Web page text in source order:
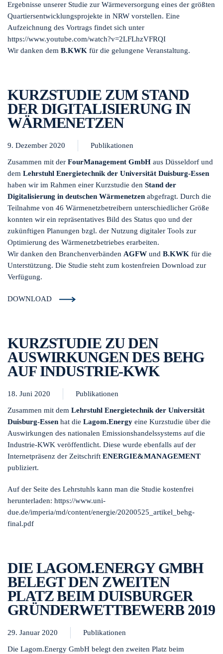
Ergebnisse unserer Studie zur Wärmeversorgung eines der größten
Quartiersentwicklungsprojekte in NRW vorstellen. Eine
Aufzeichnung des Vortrags findet sich unter
https://www.youtube.com/watch?v=2LFLhzVFRQI
Wir danken dem B.KWK für die gelungene Veranstaltung.
KURZSTUDIE ZUM STAND
DER DIGITALISIERUNG IN
WÄRMENETZEN
9. Dezember 2020 Publikationen
Zusammen mit der FourManagement GmbH aus Düsseldorf und
dem Lehrstuhl Energietechnik der Universität Duisburg-Essen
haben wir im Rahmen einer Kurzstudie den Stand der
Digitalisierung in deutschen Wärmenetzen abgefragt. Durch die
Teilnahme von 46 Wärmenetzbetreibern unterschiedlicher Größe
konnten wir ein repräsentatives Bild des Status quo und der
zukünftigen Planungen bzgl. der Nutzung digitaler Tools zur
Optimierung des Wärmenetzbetriebes erarbeiten.
Wir danken den Branchenverbänden AGFW und B.KWK für die
Unterstützung. Die Studie steht zum kostenfreien Download zur
Verfügung.
DOWNLOAD
KURZSTUDIE ZU DEN
AUSWIRKUNGEN DES BEHG
AUF INDUSTRIE-KWK
18. Juni 2020 Publikationen
Zusammen mit dem Lehrstuhl Energietechnik der Universität
Duisburg-Essen hat die Lagom.Energy eine Kurzstudie über die
Auswirkungen des nationalen Emissionshandelssystems auf die
Industrie-KWK veröffentlicht. Diese wurde ebenfalls auf der
Internetpräsenz der Zeitschrift ENERGIE&MANAGEMENT
publiziert.
Auf der Seite des Lehrstuhls kann man die Studie kostenfrei
herunterladen: https://www.uni-
due.de/imperia/md/content/energie/20200525_artikel_behg-
final.pdf
DIE LAGOM.ENERGY GMBH
BELEGT DEN ZWEITEN
PLATZ BEIM DUISBURGER
GRÜNDERWETTBEWERB 2019
29. Januar 2020 Publikationen
Die Lagom.Energy GmbH belegt den zweiten Platz beim